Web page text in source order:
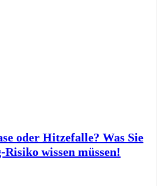
oder Hitzefalle? Was Sie
wissen müssen!